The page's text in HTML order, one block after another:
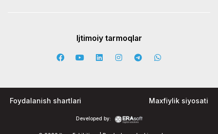
Ijtimoiy tarmoqlar
Developed by:
Foydalanish shartlari Maxfiylik siyosati